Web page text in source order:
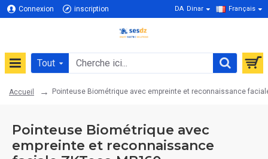
Connexion inscription DA Dinar Français
Tout
Accueil Pointeuse Biométrique avec empreinte et reconnaissance
Pointeuse Biométrique avec
empreinte et reconnaissance